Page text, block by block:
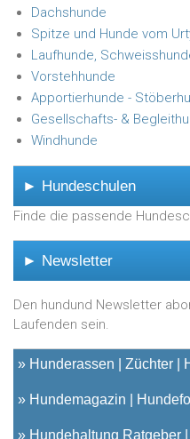
Dachshunde
Spitze und Hunde vom
Laufhunde,
Vorstehhunde
Apportierhunde -
Gesellschafts- &
Windhunde
► Hundeschulen
Finde die passende
► Newsletter
Den hundund Newsletter
Laufenden sein.
» Hunderassen Züchter
» Hundemagazin
» Hundehaltung Ratgeber